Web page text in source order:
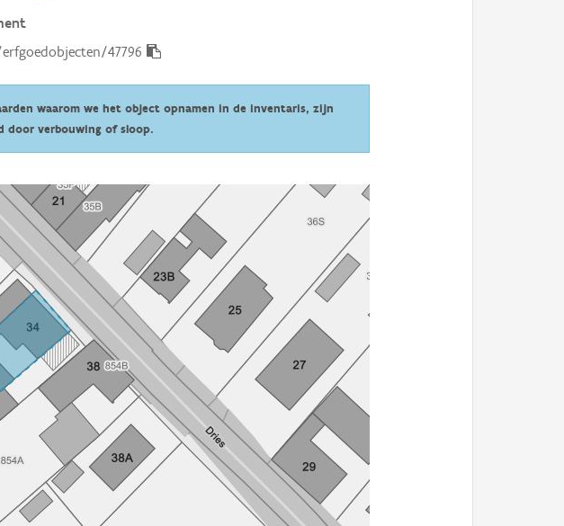
47796
waarom we het object opnamen in de inventaris, zijn
door verbouwing of sloop.